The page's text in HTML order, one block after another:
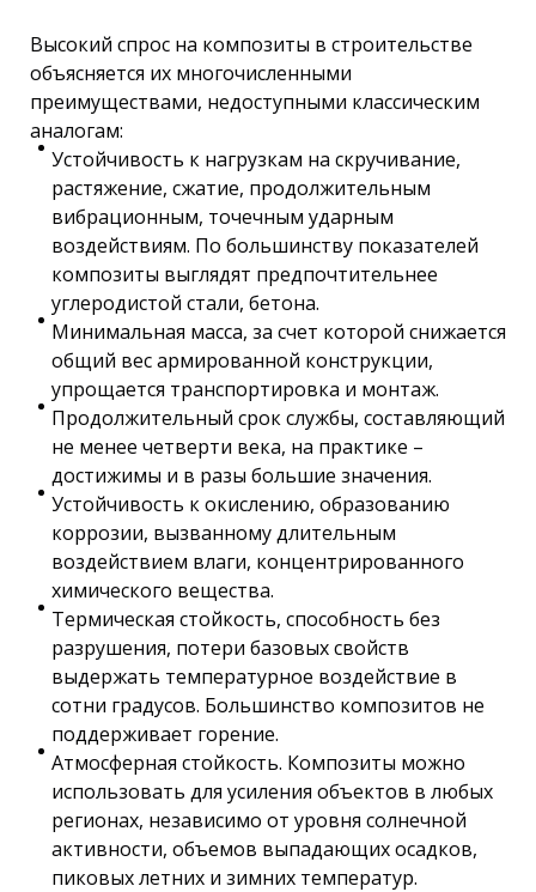
Высокий спрос на композиты в строительстве
объясняется их многочисленными
преимуществами, недоступными классическим
аналогам:
Устойчивость к нагрузкам на скручивание,
растяжение, сжатие, продолжительным
вибрационным, точечным ударным
воздействиям. По большинству показателей
композиты выглядят предпочтительнее
углеродистой стали, бетона.
Минимальная масса, за счет которой снижается
общий вес армированной конструкции,
упрощается транспортировка и монтаж.
Продолжительный срок службы, составляющий
не менее четверти века, на практике –
достижимы и в разы большие значения.
Устойчивость к окислению, образованию
коррозии, вызванному длительным
воздействием влаги, концентрированного
химического вещества.
Термическая стойкость, способность без
разрушения, потери базовых свойств
выдержать температурное воздействие в
сотни градусов. Большинство композитов не
поддерживает горение.
Атмосферная стойкость. Композиты можно
использовать для усиления объектов в любых
регионах, независимо от уровня солнечной
активности, объемов выпадающих осадков,
пиковых летних и зимних температур.